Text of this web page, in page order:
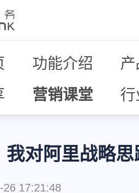
功能介绍
营销课堂 行
我对阿里战略
26 17:21:48